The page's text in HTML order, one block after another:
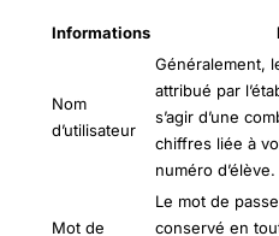
Informations
Nom
d’utilisateur
Généralement,
attribué par
s’agir d’une
chiffres liée à
numéro d’élève.
Mot de
Le mot de
conservé en